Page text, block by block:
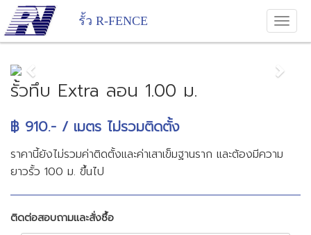
รั้ว R-FENCE
Previous Next
รั้วทึบ Extra ลอน 1.00 ม.
฿ 910.- / เมตร ไม่รวมติดตั้ง
ราคานี้ยังไม่รวมค่าติดตั้งและค่าเสาเข็มฐานราก และต้องมีความ
ยาวรั้ว 100 ม. ขึ้นไป
ติดต่อสอบถามและสั่งซื้อ